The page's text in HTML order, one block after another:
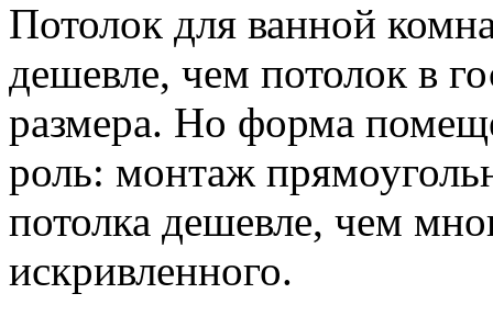
Потолок для ванной
дешевле, чем потолок в
размера. Но форма
роль: монтаж
потолка дешевле, чем
искривленного.